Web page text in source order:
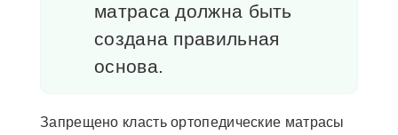
матраса должна быть
создана правильная
основа.
Запрещено класть ортопедические матрасы